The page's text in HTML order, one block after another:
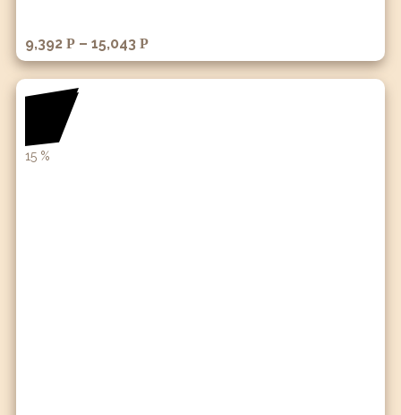
9,392 Р – 15,043 Р
15 %